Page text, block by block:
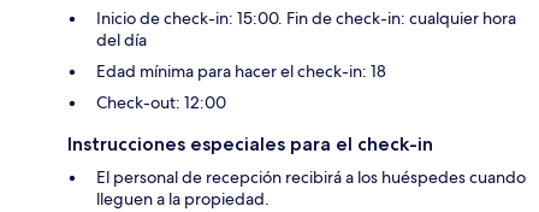
Inicio de check-in: 15:00. Fin de check-in: cualquier hora
del día
Edad mínima para hacer el check-in: 18
Check-out: 12:00
Instrucciones especiales para el check-in
El personal de recepción recibirá a los huéspedes cuando
lleguen a la propiedad.